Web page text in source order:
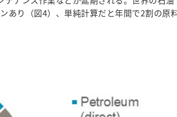
あり（図4）、単純計算だと年間で2割の原